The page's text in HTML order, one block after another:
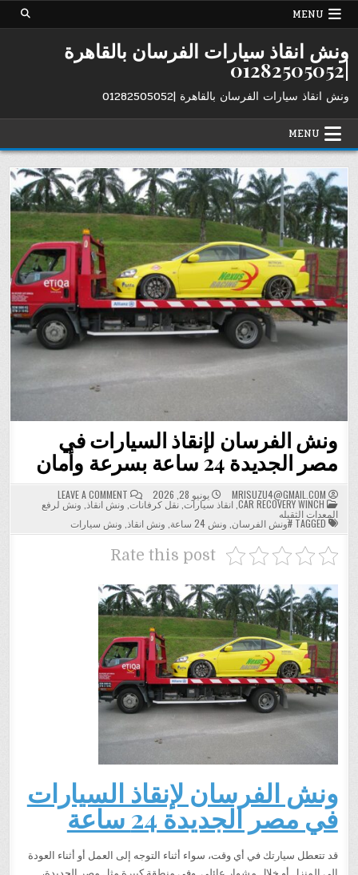
Skip
MENU
ونش انقاذ سيارات الفرسان بالقاهرة
|01282505052
ونش انقاذ سيارات الفرسان بالقاهرة |01282505052
MENU
ونش الفرسان لإنقاذ السيارات في
مصر الجديدة 24 ساعة بسرعة وأمان
MRISUZU4@GMAIL.COM يونيو 28, 2026 LEAVE A COMMENT
ON
ونش
الفرسان
السيارات
POSTED
IN
CAR RECOVERY WINCH
,انقاذ سيارات ,نقل كرفانات ونش انقاذ ونش لرفع
المعدات الثقيله
#ونش الفرسان ونش 24 ساعة ونش انقاذ ونش سيارات
Rate this post
ونش الفرسان لإنقاذ السيارات
في مصر الجديدة 24 ساعة
قد تتعطل سيارتك في أي وقت، سواء أثناء التوجه إلى العمل أو أثناء العودة